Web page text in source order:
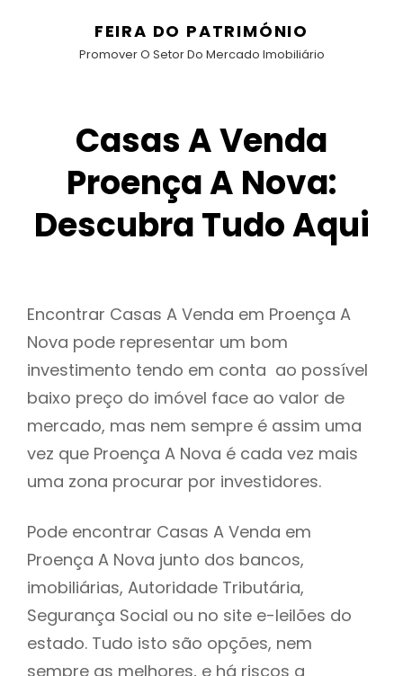
FEIRA DO PATRIMÓNIO
Promover O Setor Do Mercado Imobiliário
Casas A Venda
Proença A Nova:
Descubra Tudo Aqui
Encontrar Casas A Venda em Proença A
Nova pode representar um bom
investimento tendo em conta ao possível
baixo preço do imóvel face ao valor de
mercado, mas nem sempre é assim uma
vez que Proença A Nova é cada vez mais
uma zona procurar por investidores.
Pode encontrar Casas A Venda em
Proença A Nova junto dos bancos,
imobiliárias, Autoridade Tributária,
Segurança Social ou no site e-leilões do
estado. Tudo isto são opções, nem
sempre as melhores, e há riscos a